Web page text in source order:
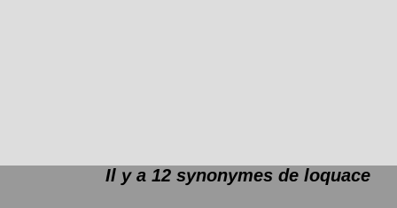
Il y a 12 synonymes de loquace